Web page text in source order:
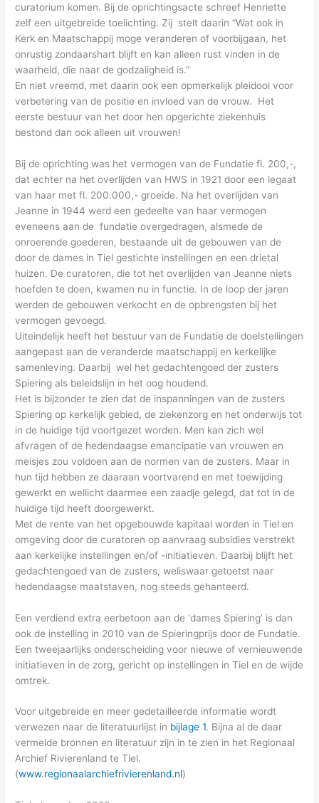
curatorium komen. Bij de oprichtingsacte schreef Henriette
zelf een uitgebreide toelichting. Zij stelt daarin “Wat ook in
Kerk en Maatschappij moge veranderen of voorbijgaan, het
onrustig zondaarshart blijft en kan alleen rust vinden in de
waarheid, die naar de godzaligheid is.”
En niet vreemd, met daarin ook een opmerkelijk pleidooi voor
verbetering van de positie en invloed van de vrouw. Het
eerste bestuur van het door hen opgerichte ziekenhuis
bestond dan ook alleen uit vrouwen!
Bij de oprichting was het vermogen van de Fundatie fl. 200,-,
dat echter na het overlijden van HWS in 1921 door een legaat
van haar met fl. 200.000,- groeide. Na het overlijden van
Jeanne in 1944 werd een gedeelte van haar vermogen
eveneens aan de fundatie overgedragen, alsmede de
onroerende goederen, bestaande uit de gebouwen van de
door de dames in Tiel gestichte instellingen en een drietal
huizen. De curatoren, die tot het overlijden van Jeanne niets
hoefden te doen, kwamen nu in functie. In de loop der jaren
werden de gebouwen verkocht en de opbrengsten bij het
vermogen gevoegd.
Uiteindelijk heeft het bestuur van de Fundatie de doelstellingen
aangepast aan de veranderde maatschappij en kerkelijke
samenleving. Daarbij wel het gedachtengoed der zusters
Spiering als beleidslijn in het oog houdend.
Het is bijzonder te zien dat de inspanningen van de zusters
Spiering op kerkelijk gebied, de ziekenzorg en het onderwijs tot
in de huidige tijd voortgezet worden. Men kan zich wel
afvragen of de hedendaagse emancipatie van vrouwen en
meisjes zou voldoen aan de normen van de zusters. Maar in
hun tijd hebben ze daaraan voortvarend en met toewijding
gewerkt en wellicht daarmee een zaadje gelegd, dat tot in de
huidige tijd heeft doorgewerkt.
Met de rente van het opgebouwde kapitaal worden in Tiel en
omgeving door de curatoren op aanvraag subsidies verstrekt
aan kerkelijke instellingen en/of -initiatieven. Daarbij blijft het
gedachtengoed van de zusters, weliswaar getoetst naar
hedendaagse maatstaven, nog steeds gehanteerd.
Een verdiend extra eerbetoon aan de ‘dames Spiering’ is dan
ook de instelling in 2010 van de Spieringprijs door de Fundatie.
Een tweejaarlijks onderscheiding voor nieuwe of vernieuwende
initiatieven in de zorg, gericht op instellingen in Tiel en de wijde
omtrek.
Voor uitgebreide en meer gedetailleerde informatie wordt
verwezen naar de literatuurlijst in bijlage 1. Bijna al de daar
vermelde bronnen en literatuur zijn in te zien in het Regionaal
Archief Rivierenland te Tiel.
(www.regionaalarchiefrivierenland.nl)